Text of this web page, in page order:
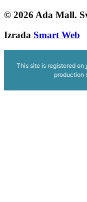
© 2026 Ada Mall.
Izrada Smart Web
This site is registered on
production